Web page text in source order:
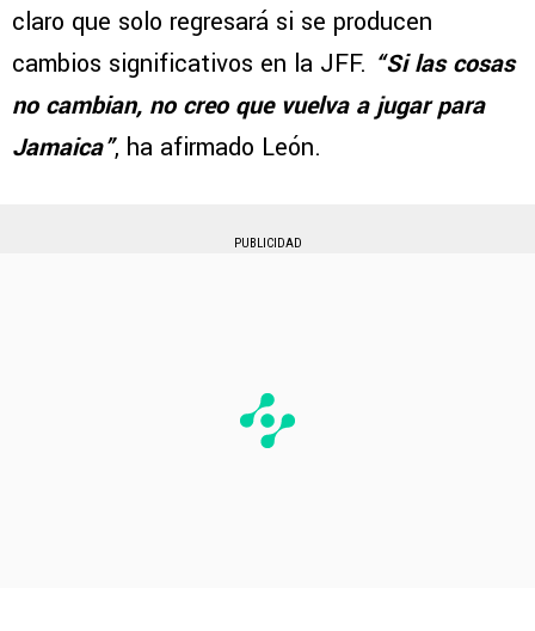
claro que solo regresará si se producen
cambios significativos en la JFF. “Si las cosas
no cambian, no creo que vuelva a jugar para
Jamaica”, ha afirmado León.
PUBLICIDAD